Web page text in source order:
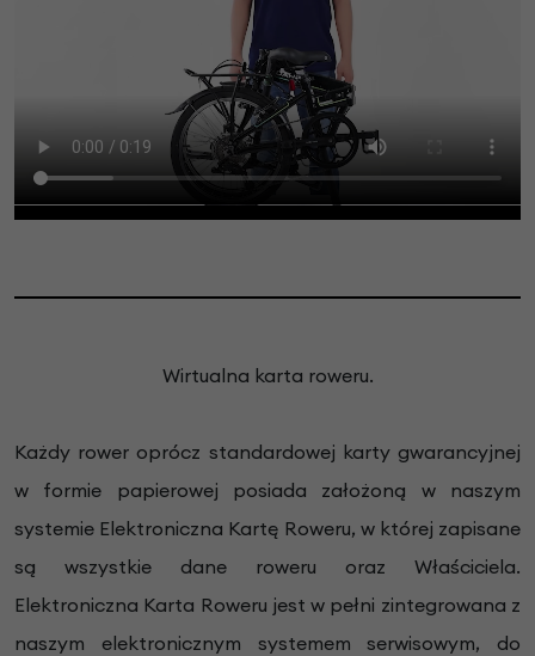
Wirtualna karta roweru.
Każdy rower oprócz standardowej karty gwarancyjnej
w formie papierowej posiada założoną w naszym
systemie Elektroniczna Kartę Roweru, w której zapisane
są wszystkie dane roweru oraz Właściciela.
Elektroniczna Karta Roweru jest w pełni zintegrowana z
naszym elektronicznym systemem serwisowym, do